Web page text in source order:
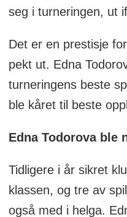
seg i turneringen, ut
Det er en prestisje
pekt ut. Edna
turneringens beste
ble kåret til beste
Edna Todorova ble
Tidligere i år sikret
klassen, og tre av
også med i helga.